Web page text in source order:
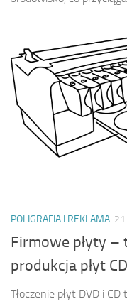
POLIGRAFIA I REKLAMA 21
Firmowe płyty –
produkcja płyt CD
Tłoczenie płyt DVD i